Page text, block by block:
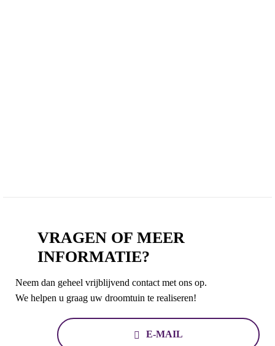
VRAGEN OF MEER
INFORMATIE?
Neem dan geheel vrijblijvend contact met ons op.
We helpen u graag uw droomtuin te realiseren!
E-MAIL